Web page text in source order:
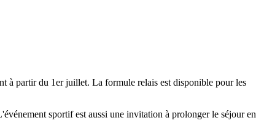
à partir du 1er juillet. La formule relais est disponible pour les
sportif est aussi une invitation à prolonger le séjour en